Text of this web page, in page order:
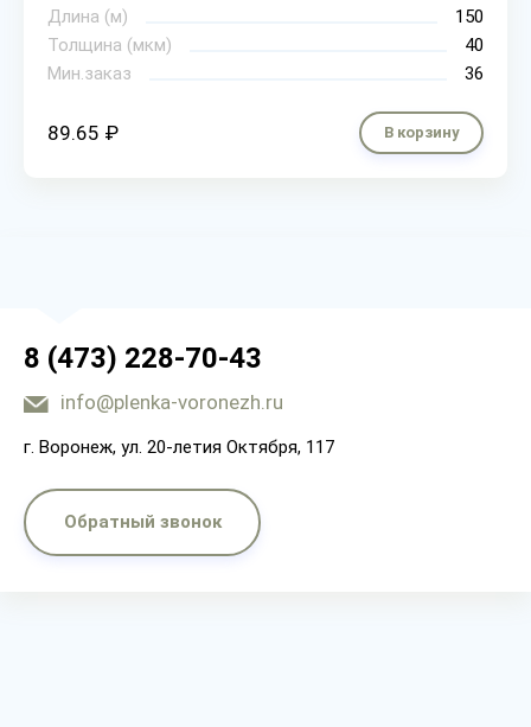
Длина (м)
150
Толщина (мкм)
40
Мин.заказ
36
89.65 ₽ В корзину
8 (473) 228-70-43
info@plenka-voronezh.ru
г. Воронеж, ул. 20-летия Октября, 117
Обратный звонок